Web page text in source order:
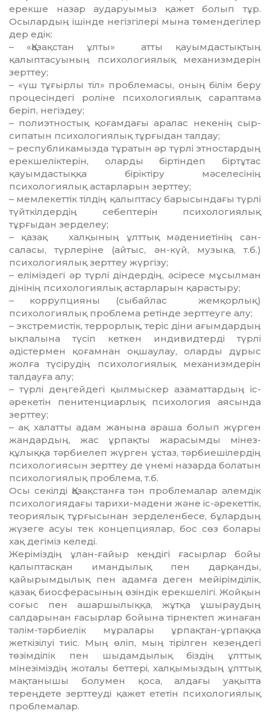
ерекше назар аударуымыз қажет болып тұр.
Осылардың ішінде негізгілері мына төмендегілер
дер едік:
– «Қазақстан ұлты» атты қауымдастық­тың
қалыптасуының психологиялық механизмдерін
зерттеу;
– «үш тұғырлы тіл» проблемасы, оның білім беру
процесіндегі роліне психо­ло­гиялық сараптама
беріп, негіздеу;
– полиэтностық қоғамдағы аралас некенің сыр-
сипатын психологиялық тұр­ғыдан талдау;
– республикамызда тұратын әр түрлі этностардың
ерекшеліктерін, оларды бір­тіндеп біртұтас
қауымдастыққа бірік­тіру мәселесінің
психологиялық астарларын зерттеу;
– мемлекеттік тілдің қалыптасу бары­сындағы түрлі
түйткілдердің себептерін психологиялық
тұрғыдан зерделеу;
– қазақ халқының ұлттық мәде­ние­тінің сан-
саласы, түрлеріне (айтыс, ән-күй, му­зыка, т.б.)
психологиялық зерттеу жүр­гізу;
– еліміздегі әр түрлі діндердің, әсіресе мұсылман
дінінің психологиялық астарларын қарастыру;
– коррупцияны (сыбайлас жемқорлық)
психологиялық проблема ретінде зерттеуге алу;
– экстремистік, террорлық, теріс діни ағымдардың
ықпалына түсіп кеткен ин­дивидтерді түрлі
әдістермен қоғамнан оқ­шаулау, оларды дұрыс
жолға түсірудің пси­хологиялық механизмдерін
талдауға алу;
– түрлі деңгейдегі қылмыскер а­за­мат­тардың іс-
әрекетін пенитенциарлық пси­хо­логия аясында
зерттеу;
– ақ халатты адам жанына араша бо­лып жүрген
жандардың, жас ұрпақты жа­ра­сымды мінез-
құлыққа тәрбиелеп жүр­ген ұстаз, тәрбиешілердің
психология­сын зерттеу де үнемі назарда болатын
пси­х­ологиялық проблема, т.б.
Осы секілді Қа­зақстанға тән проблемалар әлемдік
психологиядағы тарихи-мәдени және іс-әрекеттік,
теориялық тұр­ғысынан зерделенбесе, бұлардың
жү­зеге асуы тек концепциялар, бос сөз бо­лары
хақ дегіміз келеді.
Жеріміздің ұлан-ғайыр кеңдігі ғасыр­лар бойы
қалыптасқан имандылық пен дар­қан­ды,
қайырымдылық пен адам­ға де­ген мейірімділік,
қазақ биос­фера­сының өзіндік ерекшелігі. Жой­қын
соғыс пен ашаршылыққа, жұтқа ұшы­рау­дың
салдарынан ғасырлар бойына тір­нектеп жинаған
тәлім-тәрбиелік мұ­ра­лары ұр­пақтан-ұрпаққа
жеткізілуі тиіс. Мың өліп, мың тірілген ке­зеңдегі
төзімділік пен шыдамдылық біздің ұлттық
мінезіміздің жоталы беттері, халқымыздың ұлттық
мақтанышы болумен қоса, алдағы уақытта
тереңдете зерт­теуді қажет ететін психологиялық
проб­лемалар.